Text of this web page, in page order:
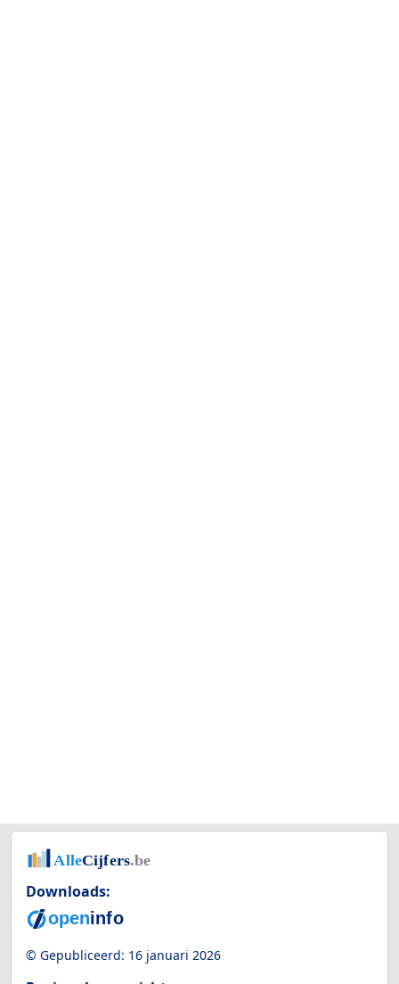
Downloads:
© Gepubliceerd: 16 januari 2026